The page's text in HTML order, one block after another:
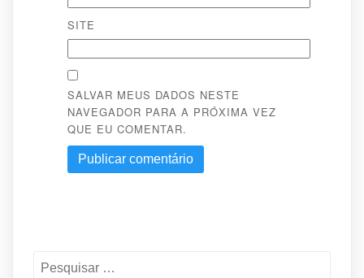
SITE
SALVAR MEUS DADOS NESTE
NAVEGADOR PARA A PRÓXIMA VEZ
QUE EU COMENTAR.
por: